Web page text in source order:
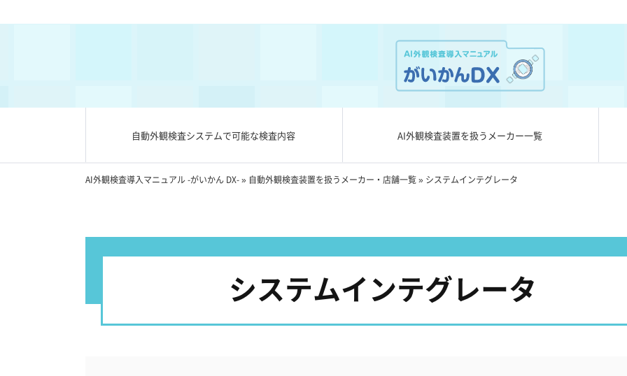
自動外観検査システムで可能な検査内容 AI外観検査装置を扱うメーカー一覧
AI外観検査導入マニュアル -がいかん DX-» 自動外観検査装置を扱うメーカー・店舗一覧» システムインテグレータ
システムインテグレータ